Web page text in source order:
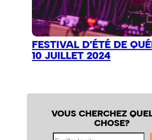
FESTIVAL D’ÉTÉ DE
10 JUILLET 2024
VOUS CHERCHEZ
CHOSE?